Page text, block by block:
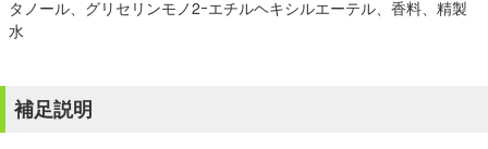
タノール、グリセリンモノ2ｰエチルヘキシルエーテル、香料、精製
水
補足説明